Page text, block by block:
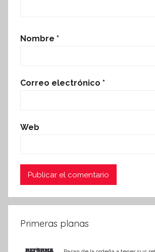
Nombre *
Correo electrónico *
Web
Primeras planas